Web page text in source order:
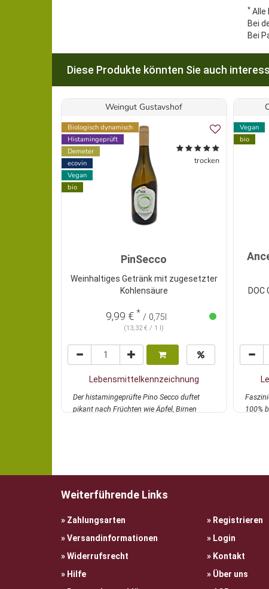
* Alle
Bei
Bei
Diese Produkte könnten Sie auch
Weingut Gustavshof
Biologisch dynamisch
Histamingeprüft
Demeter
ecovin
Vegan
bio
trocken
PinSecco
Weinhaltiges Getränk mit zugesetzter
Kohlensäure
9,99 € * / 0,75l
(13,32 € / 1 l)
Lebensmittelkennzeichnung
Der histamingeprüfte Pino Secco duftet
pikant nach Früchten wie Äpfel, Birnen
Vegan
bio
DOC
100%
Weiterführende Links
Zahlungsarten
Versandinformationen
Widerrufsrecht
Hilfe
Registrieren
Login
Kontakt
Über uns